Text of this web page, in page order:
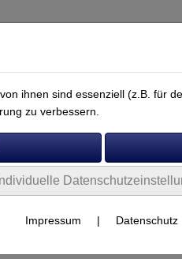
ihnen sind essenziell (z.B. für
zu verbessern.
Individuelle
Impressum | Datenschutz